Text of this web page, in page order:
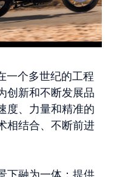
一个多世纪的工程
创新和不断发展品
度、力量和精准的
相结合、不断前进